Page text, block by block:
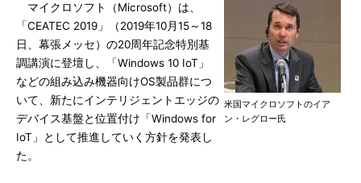
米国マイクロソフトのイア
ン・レグロー氏
マイクロソフト（Microsoft）は、
「CEATEC 2019」（2019年10月15～18
日、幕張メッセ）の20周年記念特別基
調講演に登壇し、「Windows 10 IoT」
などの組み込み機器向けOS製品群につ
いて、新たにインテリジェントエッジの
デバイス基盤と位置付け「Windows for
IoT」として推進していく方針を発表し
た。